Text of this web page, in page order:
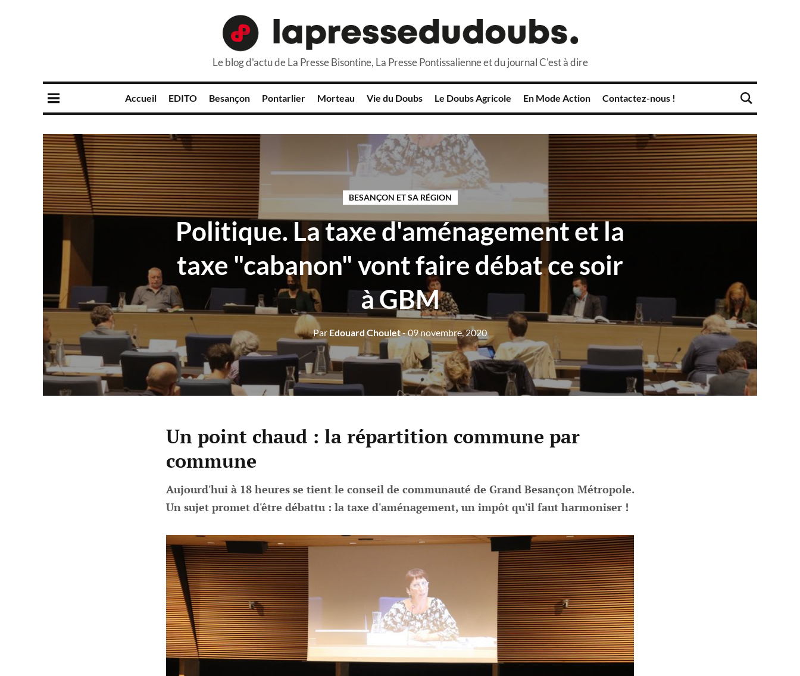
Le blog d'actu de La Presse Bisontine, La Presse Pontissalienne et du journal C'est à dire
Accueil EDITO Besançon Pontarlier Morteau Vie du Doubs Le Doubs Agricole En Mode Action Contactez-nous !
BESANÇON ET SA RÉGION
Politique. La taxe d'aménagement et la
taxe "cabanon" vont faire débat ce soir
à GBM
Par Edouard Choulet- 09 novembre, 2020
Un point chaud : la répartition commune par
commune
Aujourd'hui à 18 heures se tient le conseil de communauté de Grand Besançon Métropole.
Un sujet promet d'être débattu : la taxe d'aménagement, un impôt qu'il faut harmoniser !